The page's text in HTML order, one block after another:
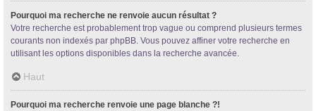
Pourquoi ma recherche ne renvoie aucun résultat ?
Votre recherche est probablement trop vague ou comprend plusieurs termes
courants non indexés par phpBB. Vous pouvez affiner votre recherche en
utilisant les options disponibles dans la recherche avancée.
Haut
Pourquoi ma recherche renvoie une page blanche ?!